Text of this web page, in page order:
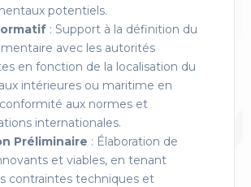
potentiels.
: Support à la définition du
avec les autorités
en fonction de la localisation du
intérieures ou maritime en
aux normes et
internationales.
Préliminaire : Élaboration de
et viables, en tenant
contraintes techniques et